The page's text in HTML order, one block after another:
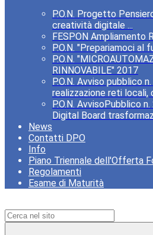
P.O.N. Progetto
creatività digitale ...
FESPON Ampliamento
P.O.N. "Prepariamoci al
P.O.N.
RINNOVABILE" 2017
P.O.N. Avviso pubblico
realizzazione reti locali,
P.O.N. AvvisoPubblico
Digital Board
News
Contatti DPO
Info
Piano Triennale dell'Offerta
Regolamenti
Esame di Maturità